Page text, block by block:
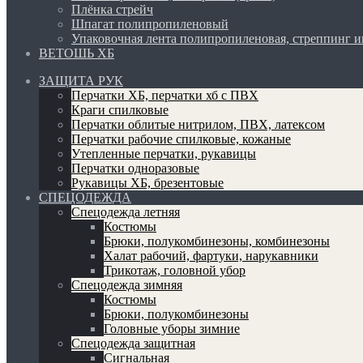
Плёнка стрейч
Шпагат полипропиленовый
Упаковочная лента полипропиленовая, стреппинг
ВЕТОШЬ ХБ
ЗАЩИТА РУК
Перчатки ХБ, перчатки хб с ПВХ
Краги спилковые
Перчатки облитые нитрилом, ПВХ, латексом
Перчатки рабочие спилковые, кожаные
Утепленные перчатки, рукавицы
Перчатки одноразовые
Рукавицы ХБ, брезентовые
СПЕЦОДЕЖДА
Спецодежда летняя
Костюмы
Брюки, полукомбинезоны, комбинезоны
Халат рабочий, фартуки, нарукавники
Трикотаж, головной убор
Спецодежда зимняя
Костюмы
Брюки, полукомбинезоны
Головные уборы зимние
Спецодежда защитная
Сигнальная